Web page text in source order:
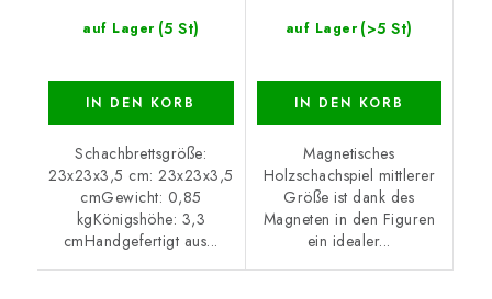
auf Lager (5 St)
IN DEN KORB
Schachbrettsgröße:
23x23x3,5 cm: 23x23x3,5
cmGewicht: 0,85
kgKönigshöhe: 3,3
cmHandgefertigt aus...
auf Lager (>5 St)
IN DEN KORB
Magnetisches
Holzschachspiel mittlerer
Größe ist dank des
Magneten in den Figuren
ein idealer...